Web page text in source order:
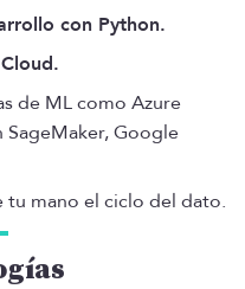
con Python.
de ML como Azure
SageMaker, Google
tu mano el ciclo del dato.